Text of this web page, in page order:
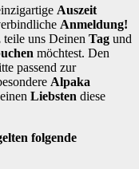
Auszeit
Anmeldung!
teile uns Deinen Tag und
möchtest. Den
passend zur
Alpaka
Liebsten diese
folgende